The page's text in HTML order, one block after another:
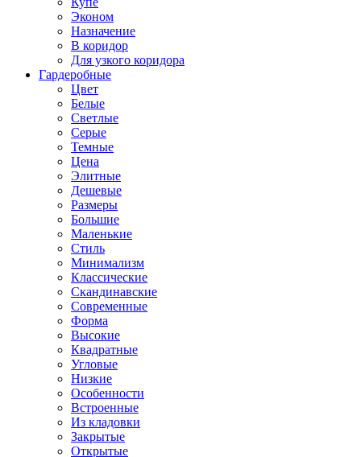
Эконом
Назначение
В коридор
Для узкого коридора
Гардеробные
Цвет
Белые
Светлые
Серые
Темные
Цена
Элитные
Дешевые
Размеры
Большие
Маленькие
Стиль
Минимализм
Классические
Скандинавские
Современные
Форма
Высокие
Квадратные
Угловые
Низкие
Особенности
Встроенные
Из кладовки
Закрытые
Открытые